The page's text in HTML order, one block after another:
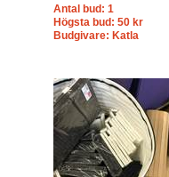
Antal bud: 1
Högsta bud: 50 kr
Budgivare: Katla